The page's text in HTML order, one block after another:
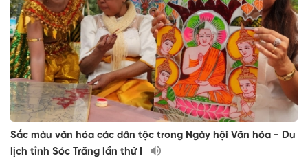
Sắc màu văn hóa các dân tộc trong Ngày hội Văn hóa - Du
lịch tỉnh Sóc Trăng lần thứ I